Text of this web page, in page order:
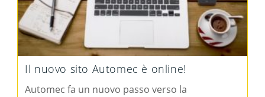
Il nuovo sito Automec è online!
Automec fa un nuovo passo verso la